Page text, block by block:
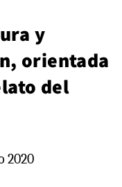
y
orientada
del
2020